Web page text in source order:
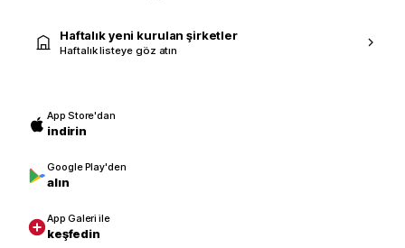
Haftalık yeni kurulan şirketler
Haftalık listeye göz atın
App Store'dan
indirin
Google Play'den
alın
App Galeri ile
keşfedin